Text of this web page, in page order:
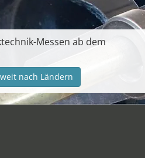
Messen ab dem
nach Ländern